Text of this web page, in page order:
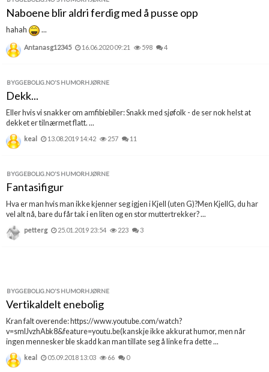
Naboene blir aldri ferdig med å pusse opp
hahah ...
Antanasg12345 16.06.2020 09:21 598 4
BYGGEBOLIG.NO'S HUMORHJØRNE
Dekk...
Eller hvis vi snakker om amfibiebiler: Snakk med sjøfolk - de ser nok helst at
dekket er tilnærmet flatt. ...
keal 13.08.2019 14:42 257 11
BYGGEBOLIG.NO'S HUMORHJØRNE
Fantasifigur
Hva er man hvis man ikke kjenner seg igjen i Kjell (uten G)?Men KjellG, du har
vel alt nå, bare du får tak i en liten og en stor muttertrekker? ...
petterg 25.01.2019 23:54 223 3
BYGGEBOLIG.NO'S HUMORHJØRNE
Vertikaldelt enebolig
Kran falt overende: https://www.youtube.com/watch?
v=smlJvzhAbk8&feature=youtu.be(kanskje ikke akkurat humor, men når
ingen mennesker ble skadd kan man tillate seg å linke fra dette ...
keal 05.09.2018 13:03 66 0